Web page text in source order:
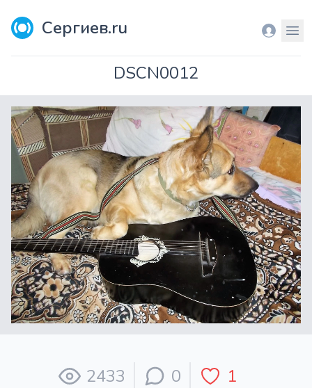
Сергиев.ru Вход
DSCN0012
2433 0 1